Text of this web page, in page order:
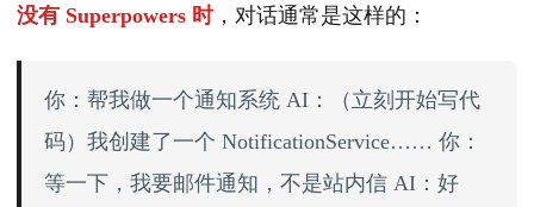
没有 Superpowers 时，对话通常是这样的：
你：帮我做一个通知系统 AI：（立刻开始写代
码）我创建了一个 NotificationService…… 你：
等一下，我要邮件通知，不是站内信 AI：好